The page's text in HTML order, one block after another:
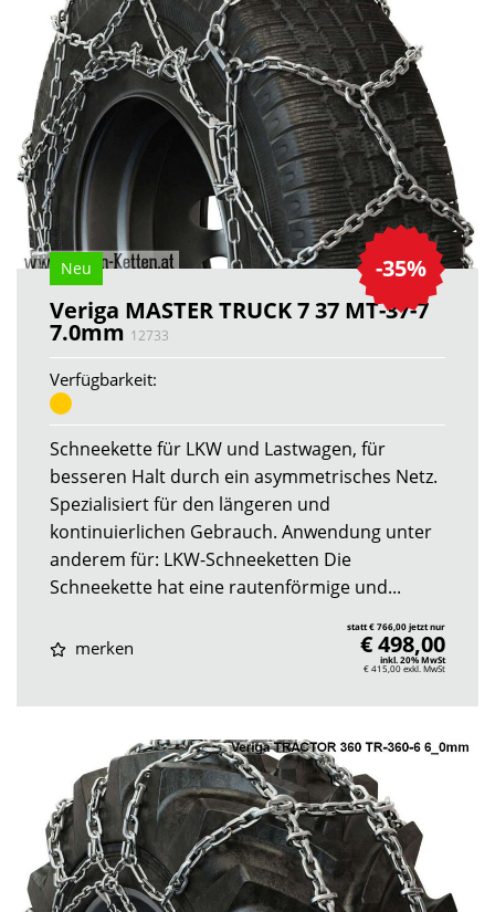
-35%
Neu
Veriga MASTER TRUCK 7 37 MT-37-7
7.0mm 12733
Verfügbarkeit:
Schneekette für LKW und Lastwagen, für
besseren Halt durch ein asymmetrisches Netz.
Spezialisiert für den längeren und
kontinuierlichen Gebrauch. Anwendung unter
anderem für: LKW-Schneeketten Die
Schneekette hat eine rautenförmige und...
merken
statt € 766,00 jetzt nur
€ 498,00
inkl. 20% MwSt
€ 415,00exkl. MwSt